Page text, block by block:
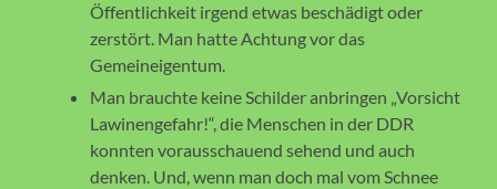
Öffentlichkeit irgend etwas beschädigt oder
zerstört. Man hatte Achtung vor das
Gemeineigentum.
Man brauchte keine Schilder anbringen „Vorsicht
Lawinengefahr!“, die Menschen in der DDR
konnten vorausschauend sehend und auch
denken. Und, wenn man doch mal vom Schnee